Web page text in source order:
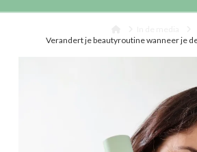
Verandert je beautyroutine wanneer je